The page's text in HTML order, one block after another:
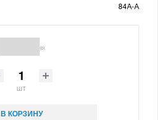
84А-А
(0)
шт
В КОРЗИНУ